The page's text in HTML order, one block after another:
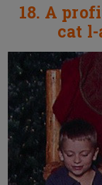
18. A
cat